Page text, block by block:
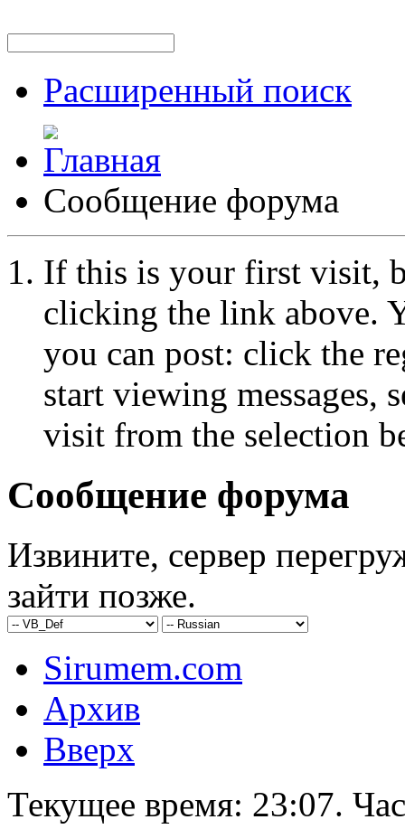
Расширенный поиск
Сообщение форума
If this is your first visit,
clicking the link above.
you can post: click the
start viewing messages,
visit from the selection
Сообщение форума
Извините, сервер
зайти позже.
Sirumem.com
Архив
Вверх
Текущее время: 23:07.